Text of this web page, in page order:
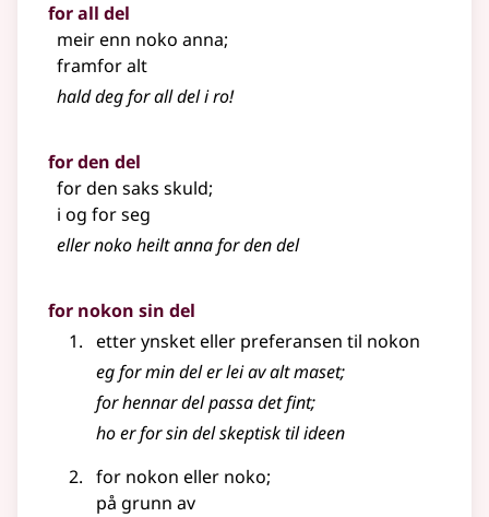
for all del
meir enn noko anna;
framfor alt
hald deg for all del i ro!
for den del
for den saks skuld;
i og for seg
eller noko heilt anna for den del
for nokon sin del
etter ynsket eller preferansen til nokon
eg for min del er lei av alt maset;
for hennar del passa det fint;
ho er for sin del skeptisk til ideen
for nokon eller noko;
på grunn av